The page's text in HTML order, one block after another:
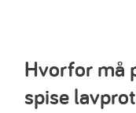
Hvorfor må
spise